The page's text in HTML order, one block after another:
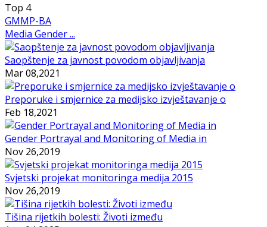
Top 4
GMMP-BA
Media Gender ...
Saopštenje za javnost povodom objavljivanja
Mar 08,2021
Preporuke i smjernice za medijsko izvještavanje o
Feb 18,2021
Gender Portrayal and Monitoring of Media in
Nov 26,2019
Svjetski projekat monitoringa medija 2015
Nov 26,2019
Tišina rijetkih bolesti: Životi između